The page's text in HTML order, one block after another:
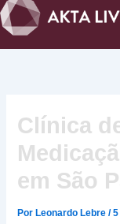
Ir
para
o
Clínica
em São
Por Leonardo Lebre/